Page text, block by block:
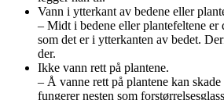
Vann i ytterkant av bedene eller
– Midt i bedene eller plantefeltene er
som det er i ytterkanten av bedet.
der.
Ikke vann rett på plantene.
– Å vanne rett på plantene kan
fungerer nesten som